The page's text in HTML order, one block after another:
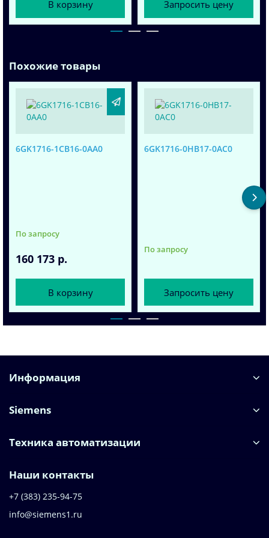
В корзину Запросить цену
Похожие товары
6GK1716-1CB16-0AA0
По запросу
160 173 р.
В корзину
6GK1716-0HB17-0AC0
По запросу
Запросить цену
Информация
Siemens
Техника автоматизации
Наши контакты
+7 (383) 235-94-75
info@siemens1.ru